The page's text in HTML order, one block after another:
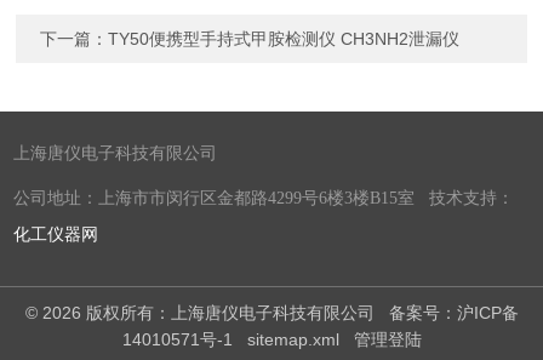
下一篇：TY50便携型手持式甲胺检测仪 CH3NH2泄漏仪
上海唐仪电子科技有限公司
公司地址：上海市市闵行区金都路4299号6楼3楼B15室 技术支持：
化工仪器网
© 2026 版权所有：上海唐仪电子科技有限公司 备案号：沪ICP备
14010571号-1
sitemap.xml 管理登陆